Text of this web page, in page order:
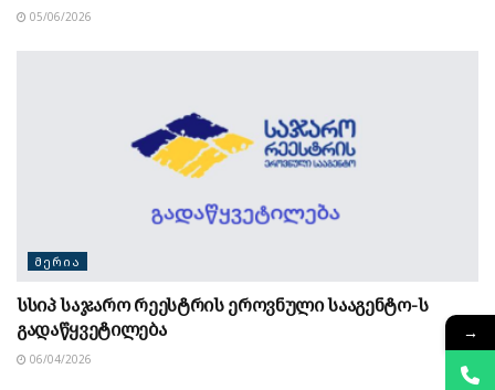
05/06/2026
ᲛᲔᲠᲘᲐ
სსიპ საჯარო რეესტრის ეროვნული სააგენტო-ს
გადაწყვეტილება
06/04/2026
→